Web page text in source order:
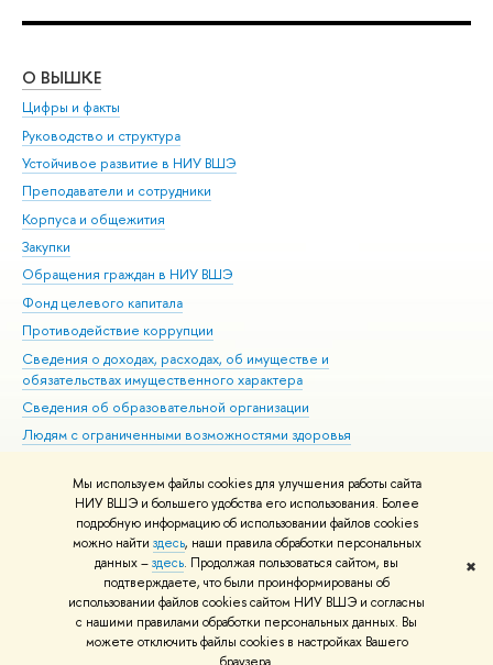
Мы используем файлы cookies для улучшения работы сайта
НИУ ВШЭ и большего удобства его использования. Более
подробную информацию об использовании файлов cookies
можно найти здесь, наши правила обработки персональных
данных –здесь. Продолжая пользоваться сайтом, вы
подтверждаете, что были проинформированы об
использовании файлов cookies сайтом НИУ ВШЭ и согласны
с нашими правилами обработки персональных данных. Вы
можете отключить файлы cookies в настройках Вашего
✖
О ВЫШКЕ
Цифры и факты
Руководство и структура
Устойчивое развитие в НИУ ВШЭ
Преподаватели и сотрудники
Корпуса и общежития
Закупки
Обращения граждан в НИУ ВШЭ
Фонд целевого капитала
Противодействие коррупции
Сведения о доходах, расходах, об имуществе и
обязательствах имущественного характера
Сведения об образовательной организации
Людям с ограниченными возможностями здоровья
Работа в Вышке
© НИУ ВШЭ 1993–2026 Адреса и контакты Условия использования
материалов Политика конфиденциальности Карта сайта
Шрифты HSE Sans и HSE Slab разработаны вШколе дизайна НИУ ВШЭ